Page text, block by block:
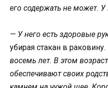
его содержать не может. У
— У него есть здоровые
убирая стакан в раковину.
восемь лет. В этом
обеспечивают своих